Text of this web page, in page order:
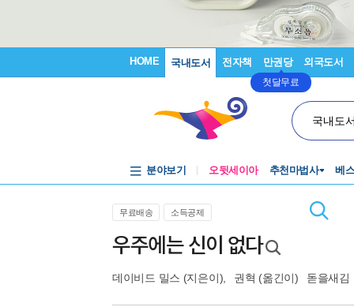
HOME 국내도서 전자책 만권당
첫달무료
외국도서
국내도
분야보기 오뒷세이아 추천마법사 베
무료배송 소득공제
우주에는 신이 없다
데이비드 밀스 (지은이), 권혁 (옮긴이) 돋을새김